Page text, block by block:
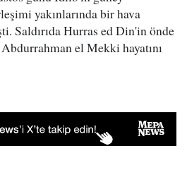
yakınlarında bir hava
Saldırıda Hurras ed Din'in önde
el Mekki hayatını